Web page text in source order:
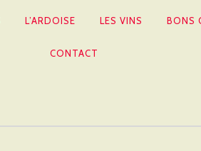
L’ARDOISE LES VINS BONS
CONTACT